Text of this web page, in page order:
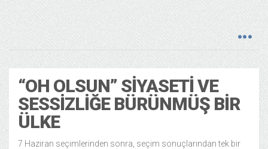
“OH OLSUN” SIYASETI VE
SESSIZLIĞE BÜRÜNMÜŞ BIR
ÜLKE
7 Haziran seçimlerinden sonra, seçim sonuçlarından tek bir